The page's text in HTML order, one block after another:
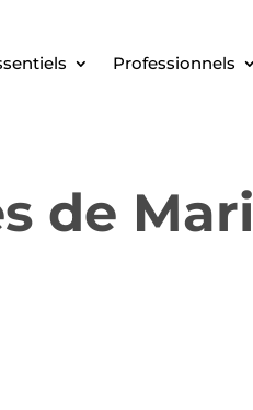
Professionnels
de